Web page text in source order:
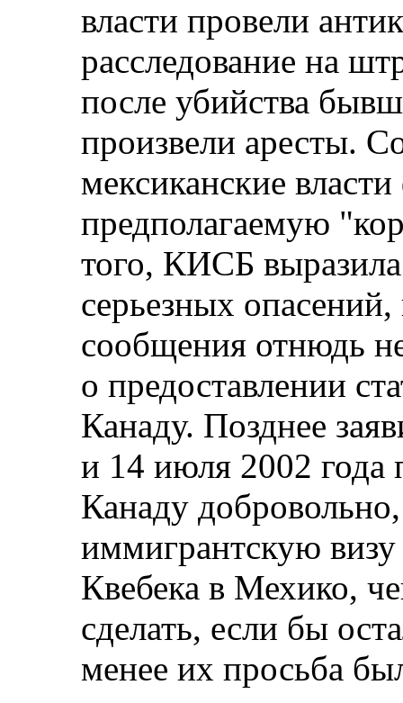
власти провели
расследование на
после убийства
произвели аресты.
мексиканские
предполагаемую
того, КИСБ
серьезных
сообщения отнюдь
о предоставлении
Канаду. Позднее
и 14 июля 2002 года
Канаду
иммигрантскую визу
Квебека в Мехико,
сделать, если бы
менее их просьба